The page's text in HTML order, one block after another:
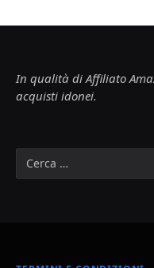
In qualità di Affiliato
acquisti idonei.